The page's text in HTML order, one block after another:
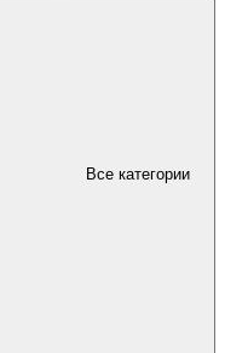
Все категории